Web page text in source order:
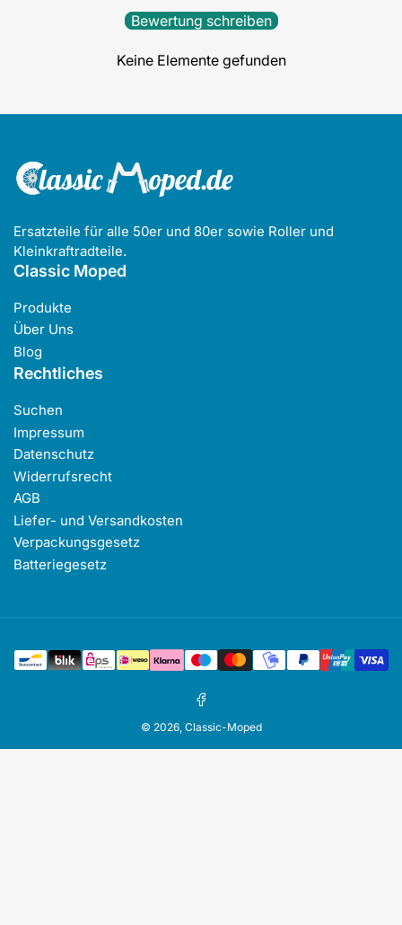
Bewertung schreiben
Keine Elemente gefunden
Ersatzteile für alle 50er und 80er sowie Roller und
Kleinkraftradteile.
Classic Moped
Produkte
Über Uns
Blog
Rechtliches
Suchen
Impressum
Datenschutz
Widerrufsrecht
AGB
Liefer- und Versandkosten
Verpackungsgesetz
Batteriegesetz
Zahlungsmethoden
Facebook
© 2026, Classic-Moped